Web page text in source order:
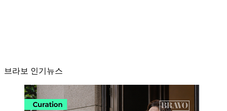
브라보 인기뉴스